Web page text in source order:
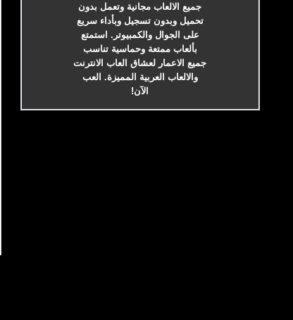
جميع الالعاب مجانية وتعمل بدون
تحميل وبدون تسجيل وبأداء سريع
على الجوال والكمبيوتر. استمتع
بألعاب ممتعة وحماسية تناسب
جميع الاعمار لعشاق العاب الانترنت
والالعاب العربية المميزة. العب
الآن!